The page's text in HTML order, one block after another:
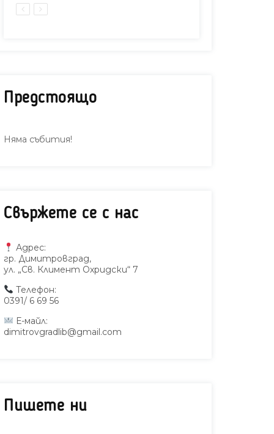
Предстоящо
Няма събития!
Свържете се с нас
Адрес:
гр. Димитровград,
ул. „Св. Климент Охридски“ 7
Телефон:
0391/ 6 69 56
Е-майл:
dimitrovgradlib@gmail.com
Пишете ни